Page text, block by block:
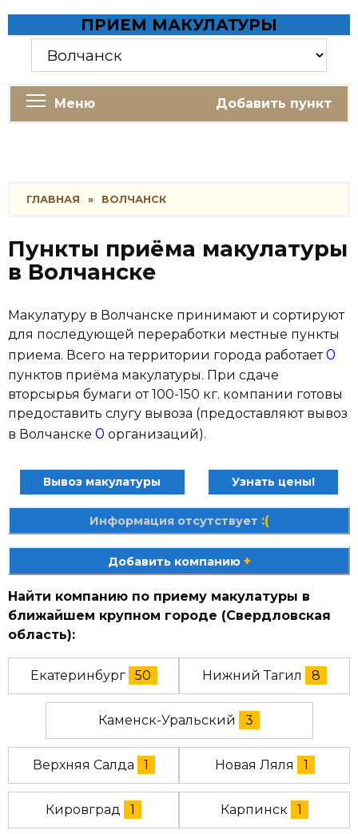
content
ПРИЕМ МАКУЛАТУРЫ
Меню Добавить пункт
ГЛАВНАЯ » ВОЛЧАНСК
Пункты приёма макулатуры
в Волчанске
Макулатуру в Волчанске принимают и сортируют
для последующей переработки местные пункты
приема. Всего на территории города работает0
пунктов приёма макулатуры. При сдаче
вторсырья бумаги от 100-150 кг. компании готовы
предоставить слугу вывоза (предоставляют вывоз
в Волчанске 0 организаций).
Вывоз макулатуры Узнать цены!
Информация отсутствует :(
Добавить компанию +
Найти компанию по приему макулатуры в
ближайшем крупном городе (Свердловская
область):
Екатеринбург 50 Нижний Тагил 8
Каменск-Уральский 3
Верхняя Салда 1 Новая Ляля 1
Кировград 1 Карпинск 1